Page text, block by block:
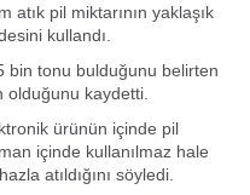
atık pil miktarının yaklaşık
kullandı.
bin tonu bulduğunu belirten
olduğunu kaydetti.
ürünün içinde pil
içinde kullanılmaz hale
atıldığını söyledi.